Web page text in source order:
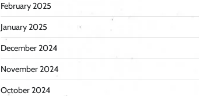
February 2025
January 2025
December 2024
November 2024
October 2024